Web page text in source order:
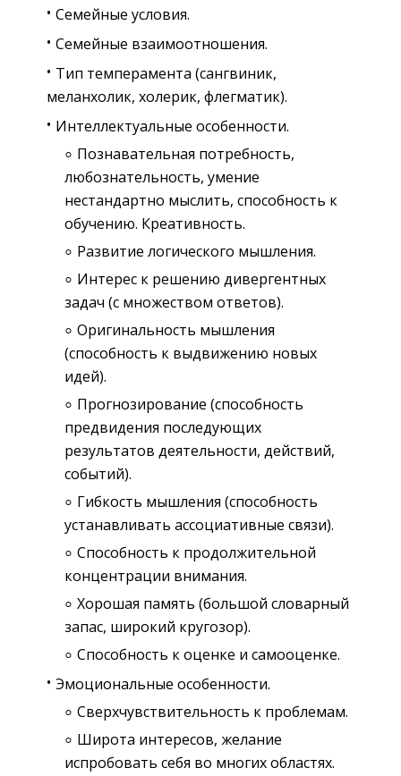
Семейные условия.
Семейные взаимоотношения.
Тип темперамента (сангвиник,
меланхолик, холерик, флегматик).
Интеллектуальные особенности.
Познавательная потребность,
любознательность, умение
нестандартно мыслить, способность к
обучению. Креативность.
Развитие логического мышления.
Интерес к решению дивергентных
задач (с множеством ответов).
Оригинальность мышления
(способность к выдвижению новых
идей).
Прогнозирование (способность
предвидения последующих
результатов деятельности, действий,
событий).
Гибкость мышления (способность
устанавливать ассоциативные связи).
Способность к продолжительной
концентрации внимания.
Хорошая память (большой словарный
запас, широкий кругозор).
Способность к оценке и самооценке.
Эмоциональные особенности.
Сверхчувствительность к проблемам.
Широта интересов, желание
испробовать себя во многих областях.